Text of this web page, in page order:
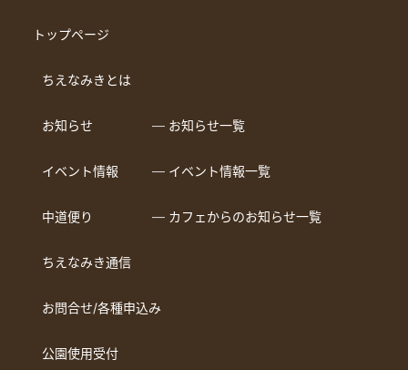
トップページ
ちえなみきとは
お知らせ ― お知らせ一覧
イベント情報 ― イベント情報一覧
中道便り ― カフェからのお知らせ一覧
ちえなみき通信
お問合せ/各種申込み
公園使用受付